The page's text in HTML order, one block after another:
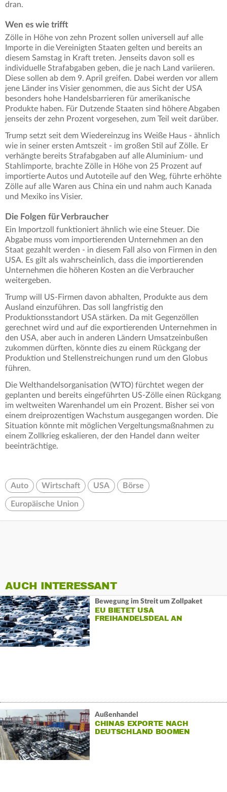
dran.
Wen es wie trifft
Zölle in Höhe von zehn Prozent sollen universell auf alle
Importe in die Vereinigten Staaten gelten und bereits an
diesem Samstag in Kraft treten. Jenseits davon soll es
individuelle Strafabgaben geben, die je nach Land variieren.
Diese sollen ab dem 9. April greifen. Dabei werden vor allem
jene Länder ins Visier genommen, die aus Sicht der USA
besonders hohe Handelsbarrieren für amerikanische
Produkte haben. Für Dutzende Staaten sind höhere Abgaben
jenseits der zehn Prozent vorgesehen, zum Teil weit darüber.
Trump setzt seit dem Wiedereinzug ins Weiße Haus - ähnlich
wie in seiner ersten Amtszeit - im großen Stil auf Zölle. Er
verhängte bereits Strafabgaben auf alle Aluminium- und
Stahlimporte, brachte Zölle in Höhe von 25 Prozent auf
importierte Autos und Autoteile auf den Weg, führte erhöhte
Zölle auf alle Waren aus China ein und nahm auch Kanada
und Mexiko ins Visier.
Die Folgen für Verbraucher
Ein Importzoll funktioniert ähnlich wie eine Steuer. Die
Abgabe muss vom importierenden Unternehmen an den
Staat gezahlt werden - in diesem Fall also von Firmen in den
USA. Es gilt als wahrscheinlich, dass die importierenden
Unternehmen die höheren Kosten an die Verbraucher
weitergeben.
Trump will US-Firmen davon abhalten, Produkte aus dem
Ausland einzuführen. Das soll langfristig den
Produktionsstandort USA stärken. Da mit Gegenzöllen
gerechnet wird und auf die exportierenden Unternehmen in
den USA, aber auch in anderen Ländern Umsatzeinbußen
zukommen dürften, könnte dies zu einem Rückgang der
Produktion und Stellenstreichungen rund um den Globus
führen.
Die Welthandelsorganisation (WTO) fürchtet wegen der
geplanten und bereits eingeführten US-Zölle einen Rückgang
im weltweiten Warenhandel um ein Prozent. Bisher sei von
einem dreiprozentigen Wachstum ausgegangen worden. Die
Situation könnte mit möglichen Vergeltungsmaßnahmen zu
einem Zollkrieg eskalieren, der den Handel dann weiter
beeinträchtige.
Auto Wirtschaft USA Börse
Europäische Union
AUCH INTERESSANT
Bewegung im Streit um Zollpaket
EU BIETET USA
FREIHANDELSDEAL AN
Außenhandel
CHINAS EXPORTE NACH
DEUTSCHLAND BOOMEN